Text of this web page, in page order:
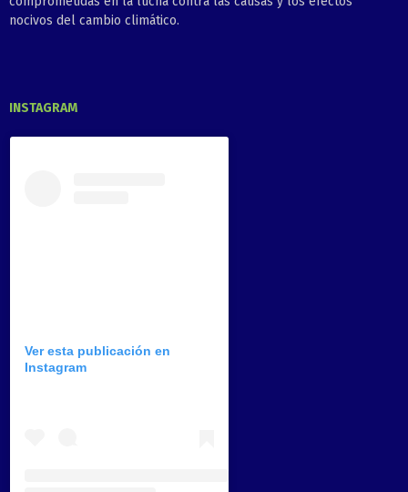
nocivos del cambio climático.
INSTAGRAM
Ver esta publicación en
Instagram